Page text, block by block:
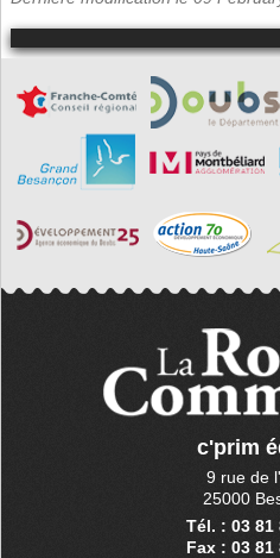
c'prim
9 rue de
25000
Tél. : 03 81
Fax : 03 81